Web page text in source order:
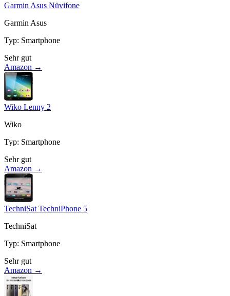
Garmin Asus Nüvifone
Garmin Asus
Typ: Smartphone
Sehr gut
Amazon →
Wiko Lenny 2
Wiko
Typ: Smartphone
Sehr gut
Amazon →
TechniSat TechniPhone 5
TechniSat
Typ: Smartphone
Sehr gut
Amazon →